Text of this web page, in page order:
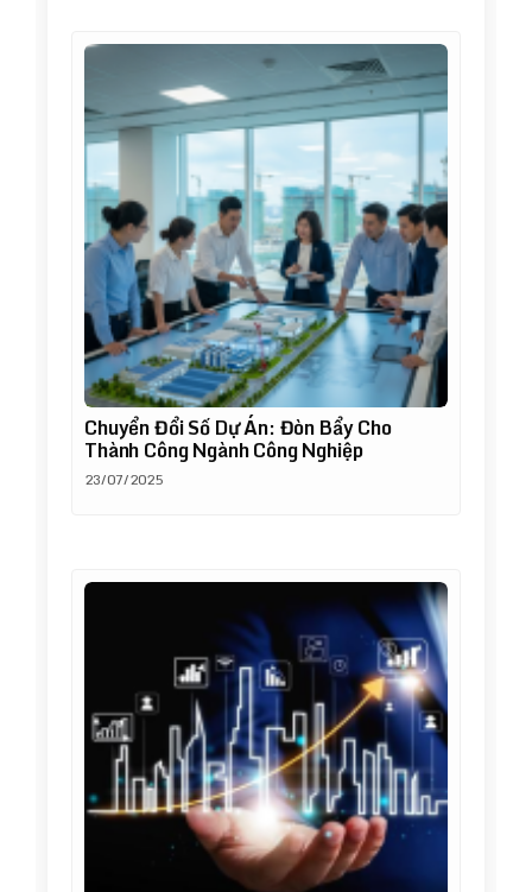
Chuyển Đổi Số Dự Án: Đòn Bẩy Cho
Thành Công Ngành Công Nghiệp
23/07/2025